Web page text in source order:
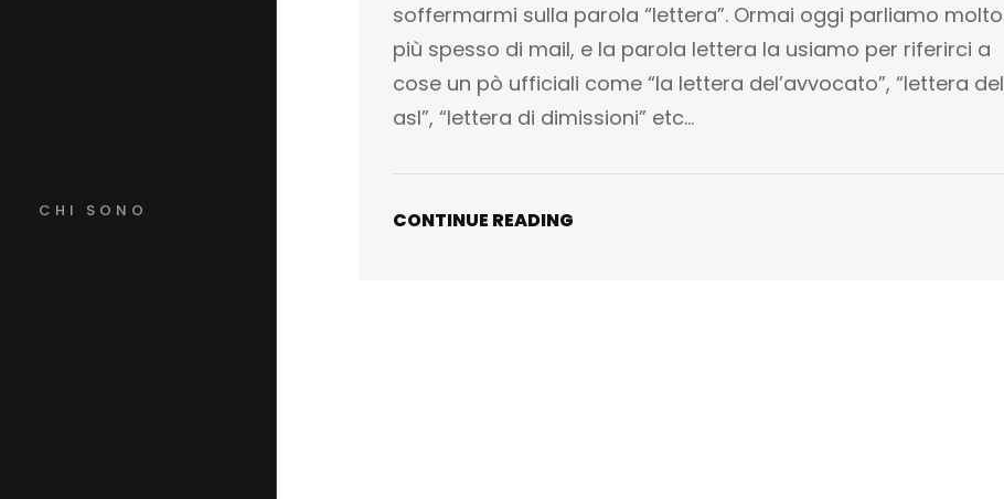
CHI SONO
soffermarmi sulla parola “lettera”. Ormai oggi parliamo molto
più spesso di mail, e la parola lettera la usiamo per riferirci a
cose un pò ufficiali come “la lettera del’avvocato”, “lettera del
asl”, “lettera di dimissioni” etc…
CONTINUE READING